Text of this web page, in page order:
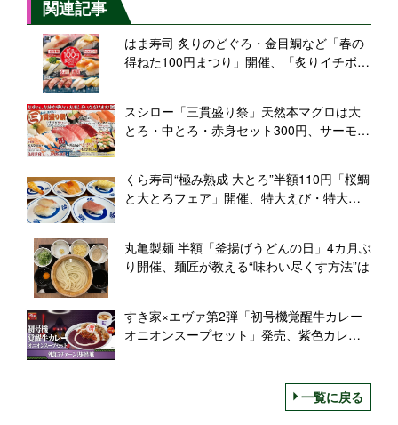
関連記事
はま寿司 炙りのどぐろ・金目鯛など「春の
得ねた100円まつり」開催、「炙りイチボ握
スシロー「三貫盛り祭」天然本マグロは大
とろ・中とろ・赤身セット300円、サーモ
くら寿司“極み熟成 大とろ”半額110円「桜鯛
と大とろフェア」開催、特大えび・特大切
丸亀製麺 半額「釜揚げうどんの日」4カ月ぶ
り開催、麺匠が教える“味わい尽くす方法”は
すき家×エヴァ第2弾「初号機覚醒牛カレー
オニオンスープセット」発売、紫色カレー
一覧に戻る